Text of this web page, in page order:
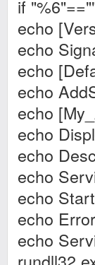
if
echo
echo
echo
echo
echo
echo
echo
echo
echo
echo
echo